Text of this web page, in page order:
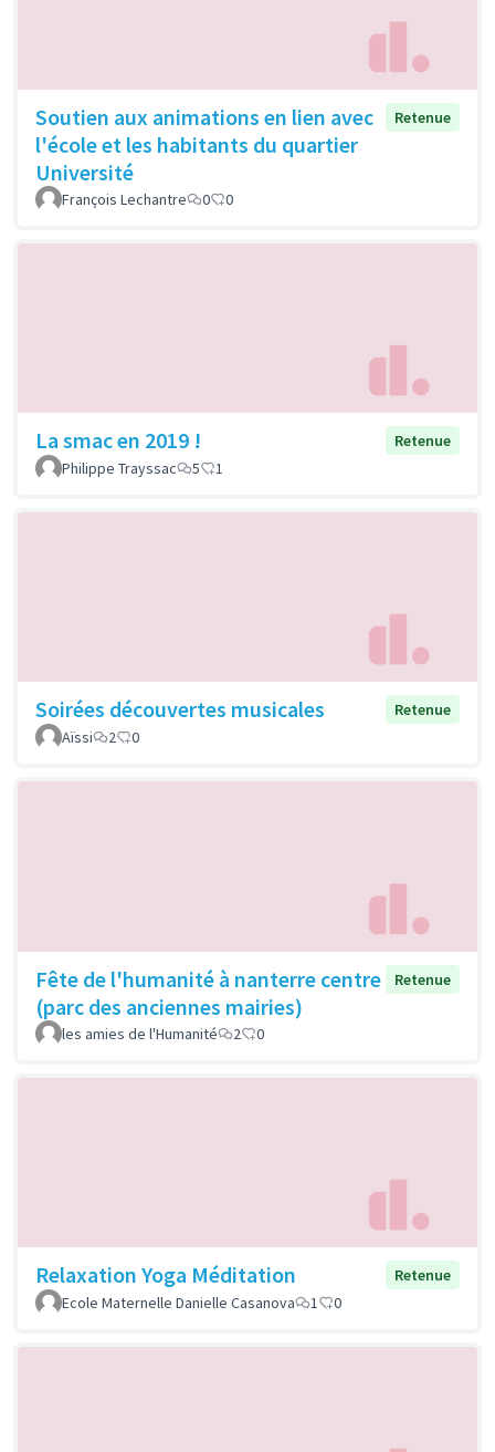
Soutien aux animations en lien avec
l'école et les habitants du quartier
Université
Retenue
François Lechantre 0 0
La smac en 2019 !
Retenue
Philippe Trayssac
5 1
Soirées découvertes musicales
Retenue
Aïssi
2 0
Fête de l'humanité à nanterre centre
(parc des anciennes mairies)
Retenue
les amies de l'Humanité 2 0
Relaxation Yoga Méditation
Retenue
Ecole Maternelle Danielle Casanova
1 0